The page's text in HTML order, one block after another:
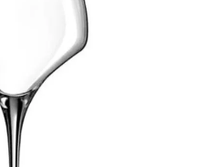
hot wheels
cafetera
7.
organizador
8.
.